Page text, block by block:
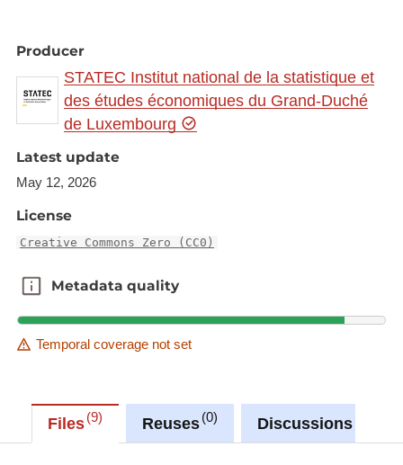
Salariés par classe de grandeur des
entreprises
Salariés par nationalité et par sexe
Tableau synoptique de l'Artisanat par corps
Synchronisé automatiquement depuis la
données LUSTAT
Producer
STATEC Institut national de la statistique et
des études économiques du Grand-Duché
de Luxembourg
Latest update
May 12, 2026
License
Creative Commons Zero (CC0)
Metadata quality
Metadata quality
Temporal coverage not set
Files 9 Reuses 0 Discussions